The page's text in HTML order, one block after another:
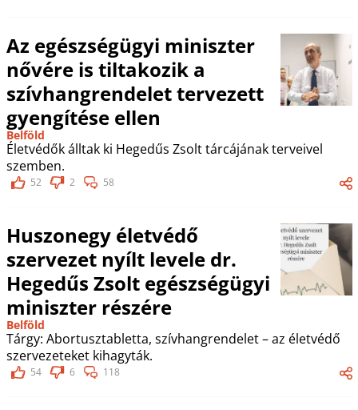
Az egészségügyi miniszter
nővére is tiltakozik a
szívhangrendelet tervezett
gyengítése ellen
Belföld
Életvédők álltak ki Hegedűs Zsolt tárcájának terveivel
szemben.
52 2 58
Huszonegy életvédő
szervezet nyílt levele dr.
Hegedűs Zsolt egészségügyi
miniszter részére
Belföld
Tárgy: Abortusztabletta, szívhangrendelet – az életvédő
szervezeteket kihagyták.
54 6 118